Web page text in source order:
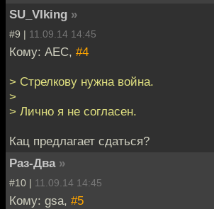
SU_VIking »
#9 | 11.09.14 14:45
Кому: АЕС, #4
> Стрелкову нужна война.
>
> Лично я не согласен.
Кац предлагает сдаться?
Раз-Два »
#10 | 11.09.14 14:45
Кому: gsa, #5